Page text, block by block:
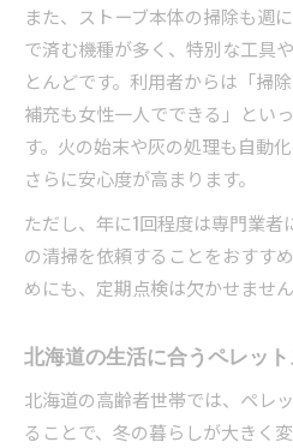
また、ストーブ本体の掃除も週
で済む機種が多く、特別な工具
とんどです。利用者からは「掃
補充も女性一人でできる」とい
す。火の始末や灰の処理も自動
さらに安心度が高まります。
ただし、年に1回程度は専門業
の清掃を依頼することをおすす
めにも、定期点検は欠かせません
北海道の生活に合うペレッ
北海道の高齢者世帯では、ペレ
ることで、冬の暮らしが大きく